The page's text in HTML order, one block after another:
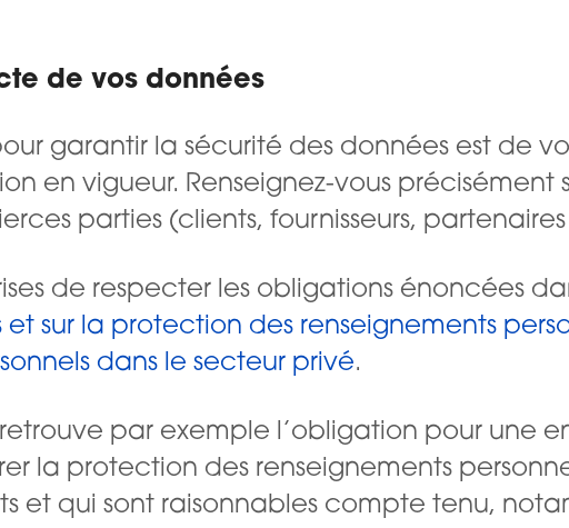
de vos données
garantir la sécurité des données est de
en vigueur. Renseignez-vous précisément
parties (clients, fournisseurs,
de respecter les obligations énoncées
sur la protection des renseignements
dans le secteur privé.
par exemple l’obligation pour une
la protection des renseignements
et qui sont raisonnables compte tenu,